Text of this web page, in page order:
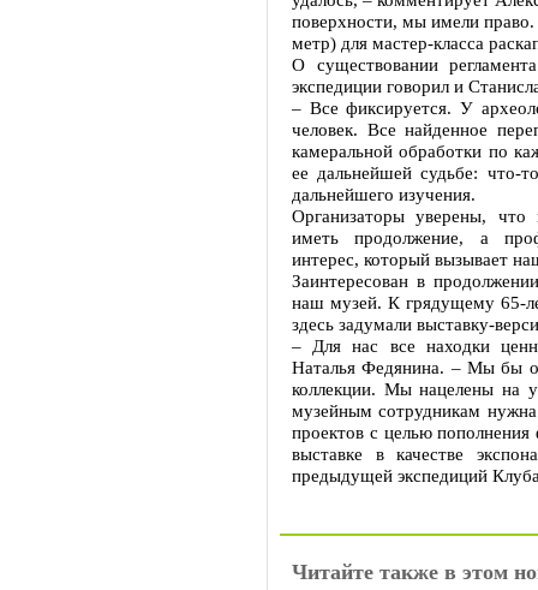
поверхности, мы имели
метр) для мастер-класса
О существовании
экспедиции говорил и
– Все фиксируется. У
человек. Все найденное
камеральной обработки по
ее дальнейшей судьбе: что-
дальнейшего изучения.
Организаторы уверены, что
иметь продолжение, а
интерес, который вызывает
Заинтересован в
наш музей. К грядущему 65-
здесь задумали выставку-
– Для нас все находки
Наталья Федянина. – Мы бы
коллекции. Мы нацелены на
музейным сотрудникам нужна
проектов с целью
выставке в качестве
предыдущей экспедиций
Читайте также в этом